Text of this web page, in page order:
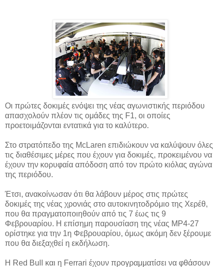
Oι πρώτες δοκιμές ενόψει της νέας αγωνιστικής περιόδου
απασχολούν πλέον τις ομάδες της F1, οι οποίες
προετοιμάζονται εντατικά για το καλύτερο.
Στο στρατόπεδο της McLaren επιδιώκουν να καλύψουν όλες
τις διαθέσιμες μέρες που έχουν για δοκιμές, προκειμένου να
έχουν την κορυφαία απόδοση από τον πρώτο κιόλας αγώνα
της περιόδου.
Έτσι, ανακοίνωσαν ότι θα λάβουν μέρος στις πρώτες
δοκιμές της νέας χρονιάς στο αυτοκινητοδρόμιο της Χερέθ,
που θα πραγματοποιηθούν από τις 7 έως τις 9
Φεβρουαρίου. Η επίσημη παρουσίαση της νέας MP4-27
ορίστηκε για την 1η Φεβρουαρίου, όμως ακόμη δεν ξέρουμε
που θα διεξαχθεί η εκδήλωση.
Η Red Bull και η Ferrari έχουν προγραμματίσει να φθάσουν